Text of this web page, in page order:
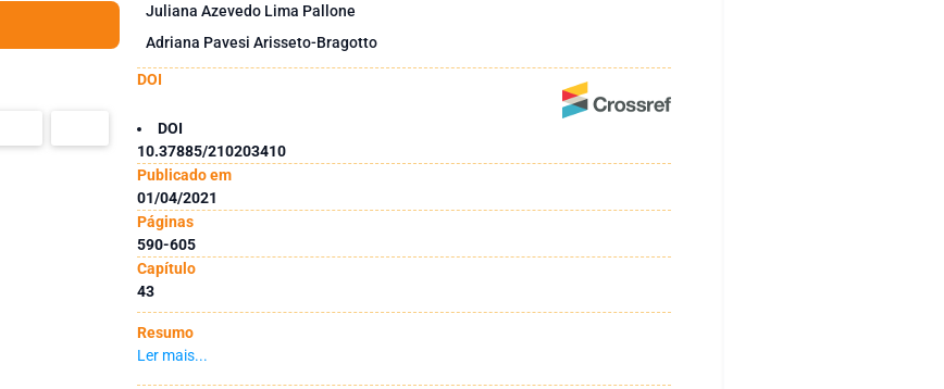
Juliana Azevedo Lima Pallone
Adriana Pavesi Arisseto-Bragotto
DOI
DOI
10.37885/210203410
Publicado em
01/04/2021
Páginas
590-605
Capítulo
43
Resumo
Ler mais...